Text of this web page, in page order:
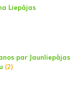
Liepājas
par Jaunliepājas
(2)